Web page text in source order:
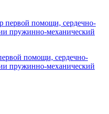
помощи, сердечно-
пружинно-механический